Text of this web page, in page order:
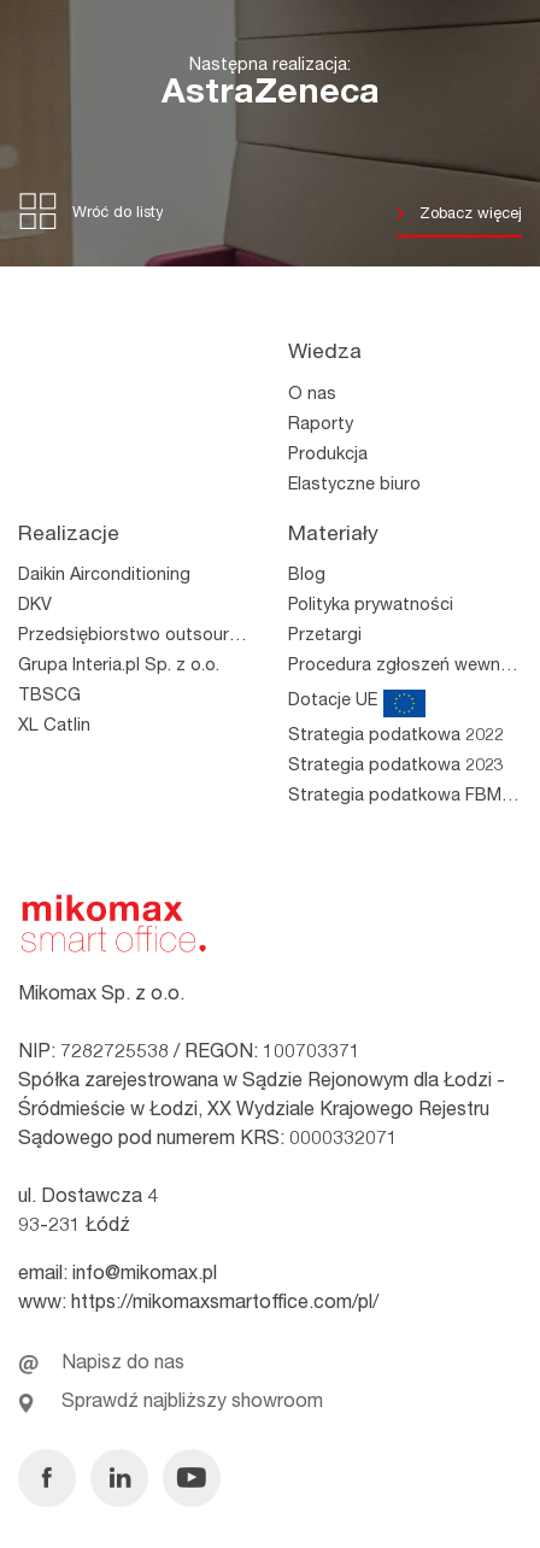
Następna realizacja:
AstraZeneca
Wróć do listy Zobacz więcej
Mikomax Sp. z o.o.
NIP: 7282725538 / REGON: 100703371
Spółka zarejestrowana w Sądzie Rejonowym dla Łodzi -
Śródmieście w Łodzi, XX Wydziale Krajowego Rejestru
Sądowego pod numerem KRS: 0000332071
ul. Dostawcza 4
93-231 Łódź
email: info@mikomax.pl
www: https://mikomaxsmartoffice.com/pl/
Napisz do nas
Sprawdź najbliższy showroom
FacebookLinkedinYoutube
Wiedza
O nas
Raporty
Produkcja
Elastyczne biuro
Realizacje
Daikin Airconditioning
DKV
Przedsiębiorstwo outsourcingowe
Grupa Interia.pl Sp. z o.o.
TBSCG
XL Catlin
Materiały
Blog
Polityka prywatności
Przetargi
Procedura zgłoszeń wewnętrznych
Dotacje UE
Strategia podatkowa 2022
Strategia podatkowa 2023
Strategia podatkowa FBM 2023